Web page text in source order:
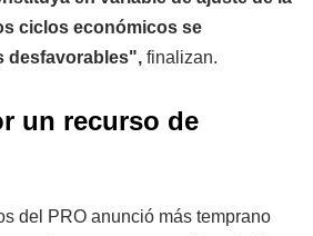
ciclos económicos se
desfavorables", finalizan.
un recurso de
del PRO anunció más temprano